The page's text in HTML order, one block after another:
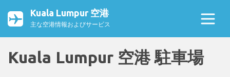
Kuala Lumpur 空港
主な空港情報およびサービス
Kuala Lumpur 空港 駐車場